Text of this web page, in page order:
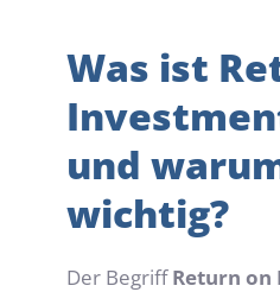
Was ist
und
wichtig?
Der Begriff Return